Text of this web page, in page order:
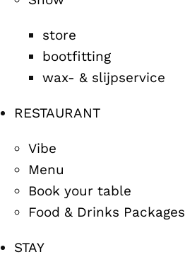
store
bootfitting
wax- & slijpservice
RESTAURANT
Vibe
Menu
Book your table
Food & Drinks Packages
STAY